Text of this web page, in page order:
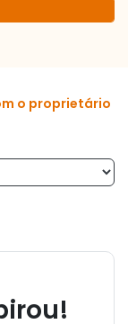
o proprietário